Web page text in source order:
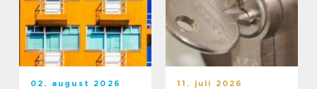
02. august 2026 11. juli 2026